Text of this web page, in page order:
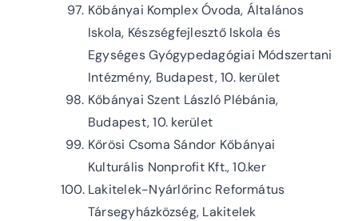
Kőbányai Komplex Óvoda, Általános
Iskola, Készségfejlesztő Iskola és
Egységes Gyógypedagógiai Módszertani
Intézmény, Budapest, 10. kerület
Kőbányai Szent László Plébánia,
Budapest, 10. kerület
Kőrösi Csoma Sándor Kőbányai
Kulturális Nonprofit Kft., 10.ker
Lakitelek-Nyárlőrinc Református
Társegyházközség, Lakitelek